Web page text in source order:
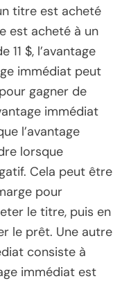
titre est acheté
est acheté à un
11 $, l’avantage
immédiat peut
gagner de
immédiat
l’avantage
lorsque
Cela peut être
pour
le titre, puis en
le prêt. Une autre
consiste à
immédiat est